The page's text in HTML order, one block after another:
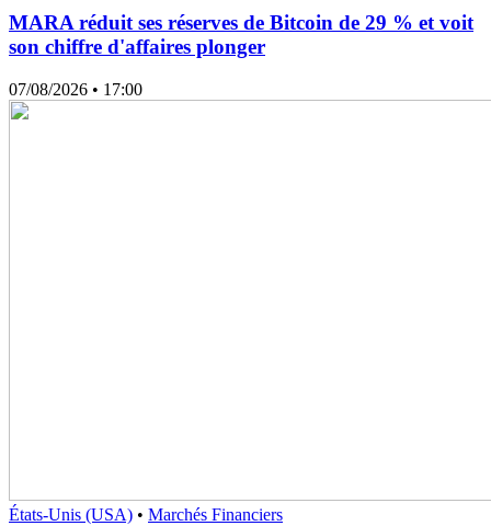
MARA réduit ses réserves de Bitcoin de 29 % et voit
son chiffre d'affaires plonger
07/08/2026 • 17:00
États-Unis (USA) • Marchés Financiers